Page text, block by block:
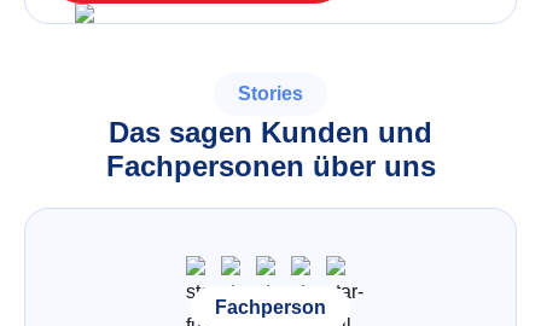
Stories
Das sagen Kunden und
Fachpersonen über uns
Fachperson